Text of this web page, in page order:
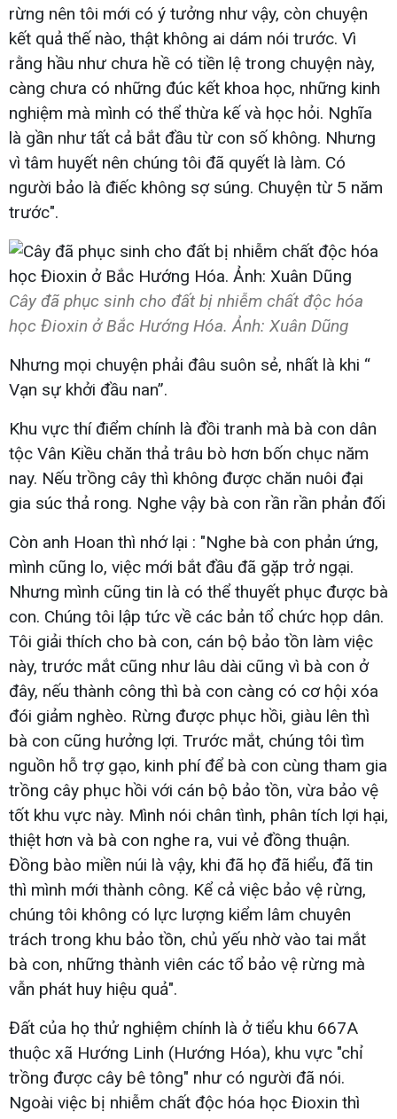
rừng nên tôi mới có ý tưởng như vậy, còn chuyện
kết quả thế nào, thật không ai dám nói trước. Vì
rằng hầu như chưa hề có tiền lệ trong chuyện này,
càng chưa có những đúc kết khoa học, những kinh
nghiệm mà mình có thể thừa kế và học hỏi. Nghĩa
là gần như tất cả bắt đầu từ con số không. Nhưng
vì tâm huyết nên chúng tôi đã quyết là làm. Có
người bảo là điếc không sợ súng. Chuyện từ 5 năm
trước".
Cây đã phục sinh cho đất bị nhiễm chất độc hóa
học Đioxin ở Bắc Hướng Hóa. Ảnh: Xuân Dũng
Nhưng mọi chuyện phải đâu suôn sẻ, nhất là khi “
Vạn sự khởi đầu nan”.
Khu vực thí điểm chính là đồi tranh mà bà con dân
tộc Vân Kiều chăn thả trâu bò hơn bốn chục năm
nay. Nếu trồng cây thì không được chăn nuôi đại
gia súc thả rong. Nghe vậy bà con rần rần phản đối
Còn anh Hoan thì nhớ lại : "Nghe bà con phản ứng,
mình cũng lo, việc mới bắt đầu đã gặp trở ngại.
Nhưng mình cũng tin là có thể thuyết phục được bà
con. Chúng tôi lập tức về các bản tổ chức họp dân.
Tôi giải thích cho bà con, cán bộ bảo tồn làm việc
này, trước mắt cũng như lâu dài cũng vì bà con ở
đây, nếu thành công thì bà con càng có cơ hội xóa
đói giảm nghèo. Rừng được phục hồi, giàu lên thì
bà con cũng hưởng lợi. Trước mắt, chúng tôi tìm
nguồn hỗ trợ gạo, kinh phí để bà con cùng tham gia
trồng cây phục hồi với cán bộ bảo tồn, vừa bảo vệ
tốt khu vực này. Mình nói chân tình, phân tích lợi hại,
thiệt hơn và bà con nghe ra, vui vẻ đồng thuận.
Đồng bào miền núi là vậy, khi đã họ đã hiểu, đã tin
thì mình mới thành công. Kể cả việc bảo vệ rừng,
chúng tôi không có lực lượng kiểm lâm chuyên
trách trong khu bảo tồn, chủ yếu nhờ vào tai mắt
bà con, những thành viên các tổ bảo vệ rừng mà
vẫn phát huy hiệu quả".
Đất của họ thử nghiệm chính là ở tiểu khu 667A
thuộc xã Hướng Linh (Hướng Hóa), khu vực "chỉ
trồng được cây bê tông" như có người đã nói.
Ngoài việc bị nhiễm chất độc hóa học Đioxin thì